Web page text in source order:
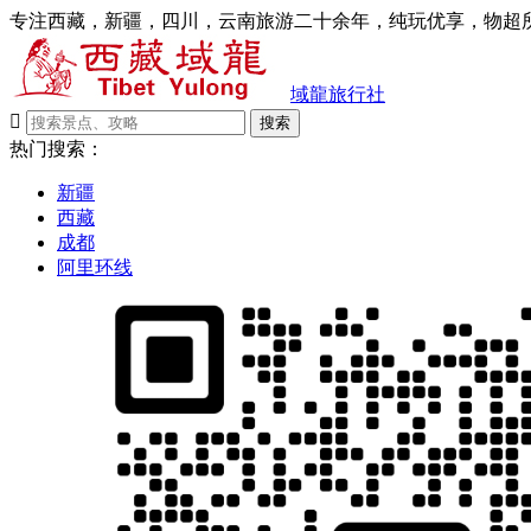
专注西藏，新疆，四川，云南旅游二十余年，纯玩优享，物超
域龍旅行社

搜索
热门搜索：
新疆
西藏
成都
阿里环线